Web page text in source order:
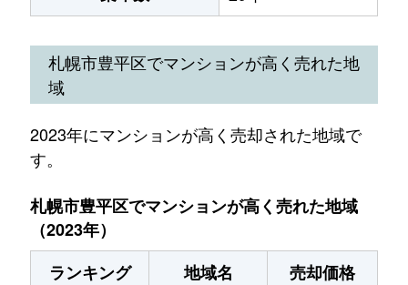
札幌市豊平区でマンションが高く売れた地
域
2023年にマンションが高く売却された地域で
す。
札幌市豊平区でマンションが高く売れた地域
（2023年）
ランキング
地域名
売却価格